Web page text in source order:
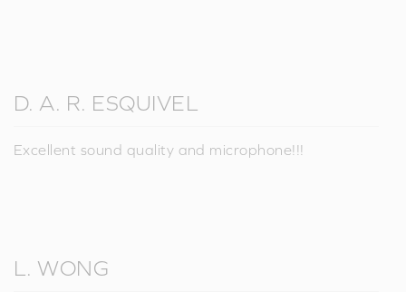
D. A. R. ESQUIVEL
Excellent sound quality and microphone!!!
L. WONG